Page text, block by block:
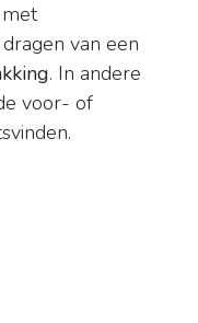
van een
. In andere
voor- of